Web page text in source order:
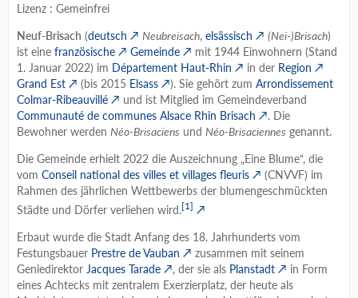
Lizenz : Gemeinfrei
Neuf-Brisach (deutsch Neubreisach, elsässisch (Nei-)Brisach)
ist eine französische Gemeinde
mit 1944 Einwohnern (Stand
1. Januar 2022) im Département Haut-Rhin in der Region
Grand Est
(bis 2015 Elsass ). Sie gehört zum Arrondissement
Colmar-Ribeauvillé
und ist Mitglied im Gemeindeverband
Communauté de communes Alsace Rhin Brisach
. Die
Bewohner werden Néo-Brisaciens und Néo-Brisaciennes genannt.
Die Gemeinde erhielt 2022 die Auszeichnung „Eine Blume“, die
vom Conseil national des villes et villages fleuris
(CNVVF) im
Rahmen des jährlichen Wettbewerbs der blumengeschmückten
Städte und Dörfer verliehen wird.[1]
Erbaut wurde die Stadt Anfang des 18. Jahrhunderts vom
Festungsbauer Prestre de Vauban
zusammen mit seinem
Geniedirektor Jacques Tarade , der sie als Planstadt
in Form
eines Achtecks mit zentralem Exerzierplatz, der heute als